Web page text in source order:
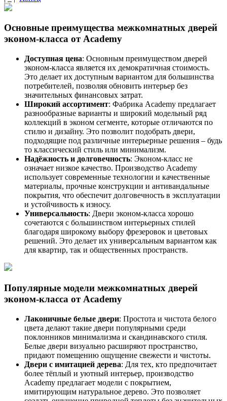
Основные преимущества межкомнатных дверей
эконом-класса от Academy
Доступная цена: Основным преимуществом дверей
эконом-класса является их демократичная стоимость.
Это делает их доступным вариантом для большинства
потребителей, позволяя обновить интерьер без
значительных финансовых затрат.
Широкий ассортимент: Фабрика Academy предлагает
разнообразные варианты и широкий модельный ряд
коллекций в эконом сегменте, которые отличаются по
стилю и дизайну. Это позволит подобрать двери,
подходящие под различные интерьерные решения – будь
то классический стиль или минимализм.
Надёжность и долговечность: Эконом-класс не
означает низкое качество. Производство Academy
использует современные технологии и качественные
материалы, прочные конструкции и антивандальные
покрытия, что обеспечит долговечность в эксплуатации
и устойчивость к износу.
Универсальность: Двери эконом-класса хорошо
сочетаются с большинством интерьерных стилей
благодаря широкому выбору фрезеровок и цветовых
решений. Это делает их универсальным вариантом как
для квартир, так и общественных пространств.
Популярные модели межкомнатных дверей
эконом-класса от Academy
Лаконичные белые двери: Простота и чистота белого
цвета делают такие двери популярными среди
поклонников минимализма и скандинавского стиля.
Белые двери визуально расширяют пространство,
придают помещению ощущение свежести и чистоты.
Двери с имитацией дерева: Для тех, кто предпочитает
более тёплый и уютный интерьер, производство
Academy предлагает модели с покрытием,
имитирующим натуральное дерево. Это позволяет